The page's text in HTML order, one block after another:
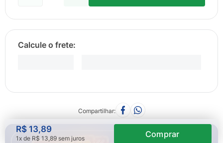
Compartilhar
R$ 13,89
1x de R$ 13,89 sem juros